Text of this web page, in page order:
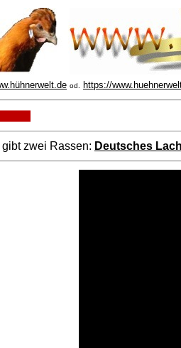
od. https://
gibt zwei Rassen: Deutsches